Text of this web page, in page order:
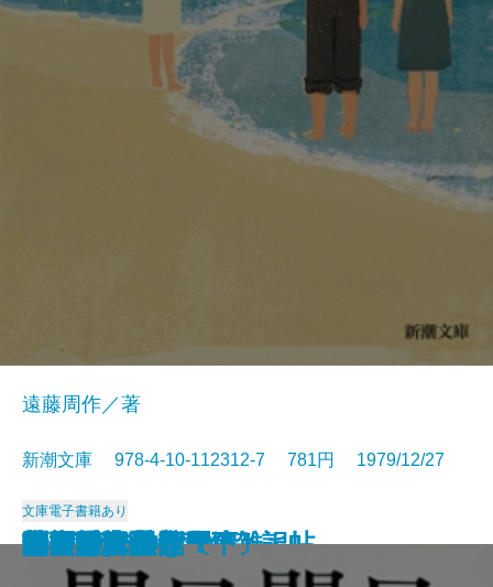
歴史と視点―私の雑記帖―
鬼怒川
食卓の情景
すばらしい数学者たち
道ありき―青春編―
鍵のかかる部屋
一人ならじ
燃えつきた地図
にぎやかな部屋
砂の城
遠藤周作／著
新潮文庫 978-4-10-112312-7 781円 1979/12/27
文庫電子書籍あり
開口閉口
杳子・妻隠
朝ごはんぬき？
渦
陸奥爆沈
毎日が日曜日
梅雨将軍信長
ギリシア神話〔下〕
芝桜〔上〕
芝桜〔下〕